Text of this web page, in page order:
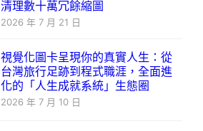
清理數十萬冗餘縮圖
2026 年 7 月 21 日
視覺化圖卡呈現你的真實人生：從
台灣旅行足跡到程式職涯，全面進
化的「人生成就系統」生態圈
2026 年 7 月 10 日